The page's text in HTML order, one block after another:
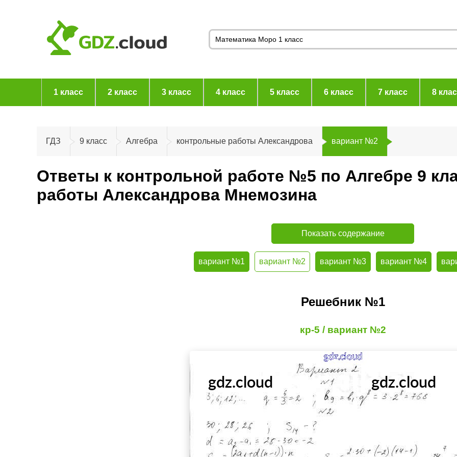
1 класс 2 класс 3 класс 4 класс 5 класс 6 класс 7 класс 8
ГДЗ 9 класс Алгебра контрольные работы Александрова вариант №2
Ответы к контрольной работе №5 по Алгебре 9
работы Александрова Мнемозина
Показать содержание
вариант №1 вариант №2 вариант №3 вариант №4
Решебник №1
кр-5 / вариант №2